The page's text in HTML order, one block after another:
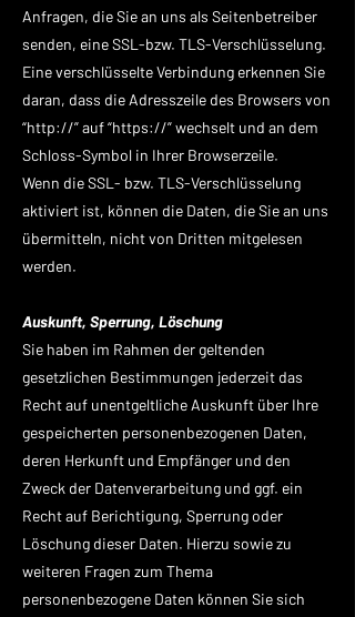
Anfragen, die Sie an uns als Seitenbetreiber
senden, eine SSL-bzw. TLS-Verschlüsselung.
Eine verschlüsselte Verbindung erkennen Sie
daran, dass die Adresszeile des Browsers von
“http://” auf “https://” wechselt und an dem
Schloss-Symbol in Ihrer Browserzeile.
Wenn die SSL- bzw. TLS-Verschlüsselung
aktiviert ist, können die Daten, die Sie an uns
übermitteln, nicht von Dritten mitgelesen
werden.
Auskunft, Sperrung, Löschung
Sie haben im Rahmen der geltenden
gesetzlichen Bestimmungen jederzeit das
Recht auf unentgeltliche Auskunft über Ihre
gespeicherten personenbezogenen Daten,
deren Herkunft und Empfänger und den
Zweck der Datenverarbeitung und ggf. ein
Recht auf Berichtigung, Sperrung oder
Löschung dieser Daten. Hierzu sowie zu
weiteren Fragen zum Thema
personenbezogene Daten können Sie sich